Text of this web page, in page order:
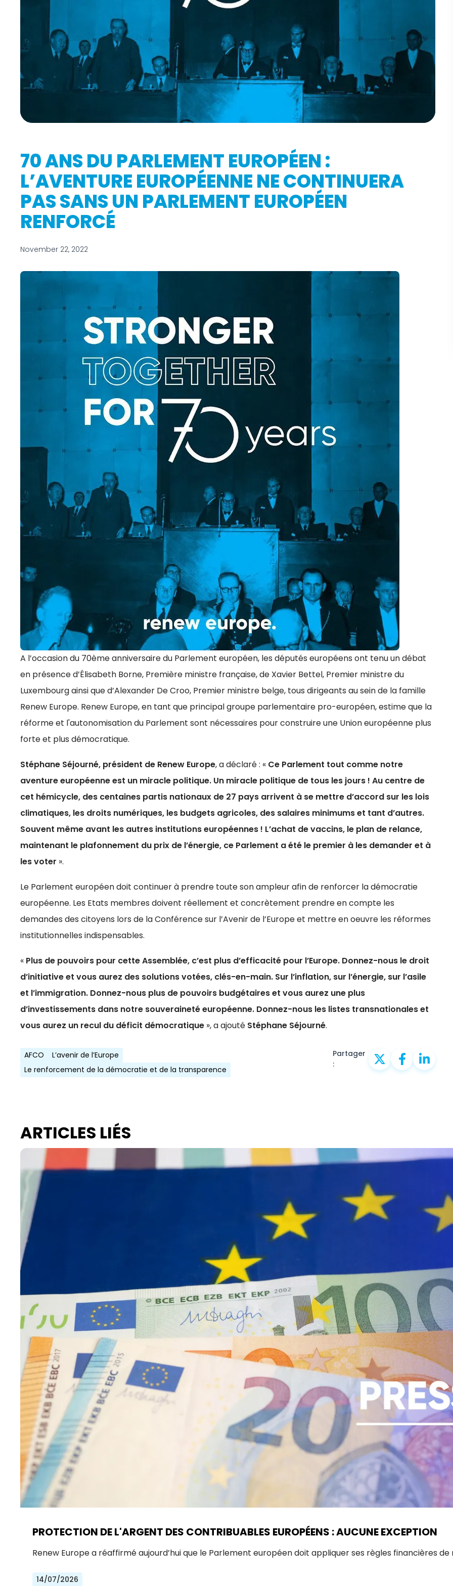
70 ANS DU PARLEMENT EUROPÉEN :
L’AVENTURE EUROPÉENNE NE CONTINUERA
PAS SANS UN PARLEMENT EUROPÉEN
RENFORCÉ
November 22, 2022
A l’occasion du 70ème anniversaire du Parlement européen, les députés européens ont tenu un débat
en présence d’Élisabeth Borne, Première ministre française, de Xavier Bettel, Premier ministre du
Luxembourg ainsi que d’Alexander De Croo, Premier ministre belge, tous dirigeants au sein de la famille
Renew Europe. Renew Europe, en tant que principal groupe parlementaire pro-européen, estime que la
réforme et l'autonomisation du Parlement sont nécessaires pour construire une Union européenne plus
forte et plus démocratique.
Stéphane Séjourné, président de Renew Europe, a déclaré : « Ce Parlement tout comme notre
aventure européenne est un miracle politique. Un miracle politique de tous les jours ! Au centre de
cet hémicycle, des centaines partis nationaux de 27 pays arrivent à se mettre d’accord sur les lois
climatiques, les droits numériques, les budgets agricoles, des salaires minimums et tant d’autres.
Souvent même avant les autres institutions européennes ! L’achat de vaccins, le plan de relance,
maintenant le plafonnement du prix de l’énergie, ce Parlement a été le premier à les demander et à
les voter ».
Le Parlement européen doit continuer à prendre toute son ampleur afin de renforcer la démocratie
européenne. Les Etats membres doivent réellement et concrètement prendre en compte les
demandes des citoyens lors de la Conférence sur l’Avenir de l’Europe et mettre en oeuvre les réformes
institutionnelles indispensables.
« Plus de pouvoirs pour cette Assemblée, c’est plus d’efficacité pour l’Europe. Donnez-nous le droit
d’initiative et vous aurez des solutions votées, clés-en-main. Sur l’inflation, sur l’énergie, sur l’asile
et l’immigration. Donnez-nous plus de pouvoirs budgétaires et vous aurez une plus
d’investissements dans notre souveraineté européenne. Donnez-nous les listes transnationales et
vous aurez un recul du déficit démocratique », a ajouté Stéphane Séjourné.
AFCO
L’avenir de l’Europe
Le renforcement de la démocratie et de la transparence
Partager
:
ARTICLES LIÉS
PROTECTION DE L'ARGENT DES CONTRIBUABLES EUROPÉENS : AUCUNE EXCEPTION
Renew Europe a réaffirmé aujourd’hui que le Parlement européen doit appliquer ses règles financières de
14/07/2026